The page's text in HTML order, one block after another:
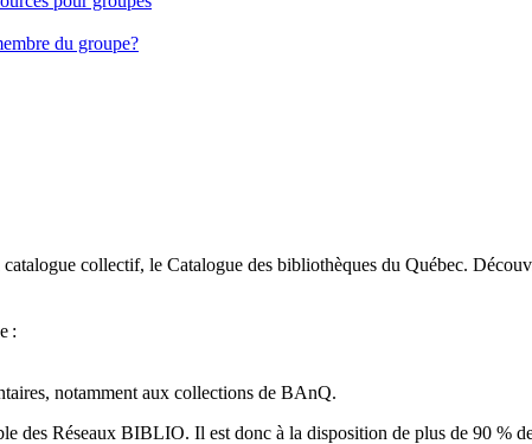
du groupe?
collectif, le Catalogue des bibliothèques du Québec.
:
notamment aux collections de BAnQ.
des Réseaux BIBLIO. Il est donc à la disposition de plus de 90 %